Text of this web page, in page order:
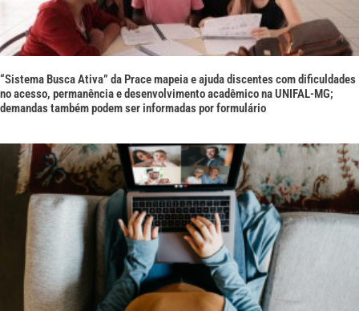
“Sistema Busca Ativa” da Prace mapeia e ajuda discentes com dificuldades
no acesso, permanência e desenvolvimento acadêmico na UNIFAL-MG;
demandas também podem ser informadas por formulário